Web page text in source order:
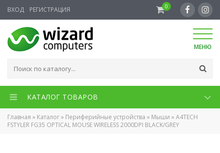
ВХОД РЕГИСТРАЦИЯ 0
МЕНЮ
КАТАЛОГ ТОВАРОВ
Главная » Каталог» Периферийные устройства » Мыши »A4TECH
FSTYLER FG35 OPTICAL MOUSE WIRELESS 2000DPI BLACK/GREY